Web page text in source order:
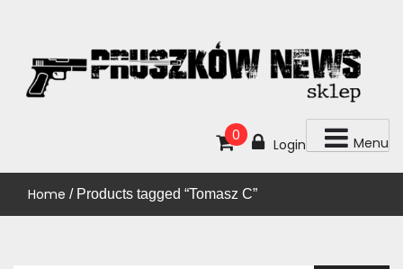
Menu
0
Login
Home / Products tagged “Tomasz C”